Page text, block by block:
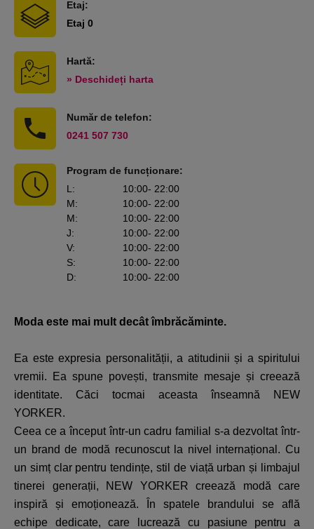
Etaj:
Etaj 0
Hartă:
» Deschideți harta
Număr de telefon:
0241 507 730
Program de funcționare:
L : 10:00- 22:00
M: 10:00- 22:00
M: 10:00- 22:00
J: 10:00- 22:00
V: 10:00- 22:00
S: 10:00- 22:00
D: 10:00- 22:00
Moda este mai mult decât îmbrăcăminte.
Ea este expresia personalității, a atitudinii și a spiritului
vremii. Ea spune povești, transmite mesaje și creează
identitate. Căci tocmai aceasta înseamnă NEW
YORKER.
Ceea ce a început într-un cadru familial s-a dezvoltat într-
un brand de modă recunoscut la nivel internațional. Cu
un simț clar pentru tendințe, stil de viață urban și limbajul
tinerei generații, NEW YORKER creează modă care
inspiră și emoționează. În spatele brandului se află
echipe dedicate, care lucrează cu pasiune pentru a